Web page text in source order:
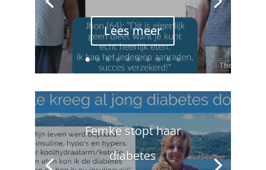
Lees meer
Femke stopt haar
diabetes